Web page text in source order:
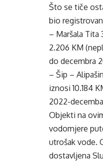
Što se tiče
bio
– Maršala
2.206 KM
do decembra
– Šip –
iznosi 10.184
2022-
Objekti na
vodomjere
utrošak vode.
dostavljena